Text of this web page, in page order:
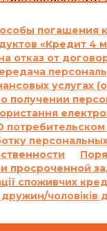
625
учетом 3700
за каждый
Комиссии и/
625
пунктом
копеек.
и других
по
по продукту
погашения
«Кредит 4
отказ от
услугах
получении
просроченной
споживчих
чоловіків